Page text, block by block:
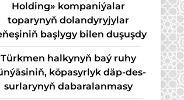
Holding» kompaniýalar
toparynyň dolandyryjylar
başlygy bilen duşuşdy
Türk­men hal­ky­nyň baý ru­hy
kö­pa­syr­lyk däp-des­
sur­la­ry­nyň da­ba­ra­lan­ma­sy